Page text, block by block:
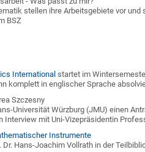
stellen ihre Arbeitsgebiete vor und
BSZ
International startet im
komplett in englischer Sprache
Szczesny
Universität Würzburg (JMU) einen
mit Uni-Vizepräsidentin
Instrumente
Hans-Joachim Vollrath in der